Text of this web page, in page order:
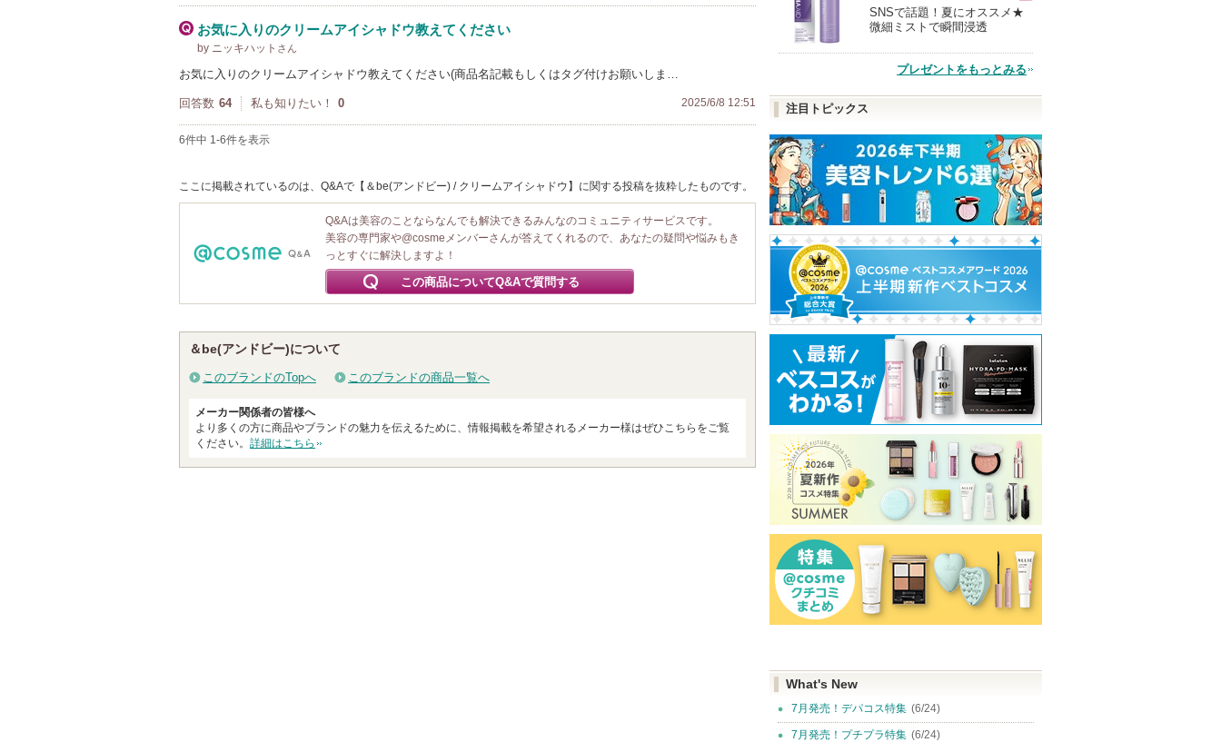
お気に入りのクリームアイシャドウ教えてください
by ニッキハット さん
お気に入りのクリームアイシャドウ教えてください(商品名記載もしくはタグ付けお願いしま…
回答数 64 私も知りたい！ 0 2025/6/8 12:51
6件中 1-6件を表示
ここに掲載されているのは、Q&Aで【＆be(アンドビー) / クリームアイシャドウ】に関する投稿を抜粋したものです。
Q&Aは美容のことならなんでも解決できるみんなのコミュニティサービスです。
美容の専門家や@cosmeメンバーさんが答えてくれるので、あなたの疑問や悩みもき
っとすぐに解決しますよ！
この商品についてQ&Aで質問する
＆be(アンドビー)について
このブランドのTopへ このブランドの商品一覧へ
メーカー関係者の皆様へ
より多くの方に商品やブランドの魅力を伝えるために、情報掲載を希望されるメーカー様はぜひこちらをご覧
ください。 詳細はこちら
現
品
SNSで話題！夏にオススメ★
微細ミストで瞬間浸透
プレゼントをもっとみる
注目トピックス
What's New
7月発売！デパコス特集 (6/24)
7月発売！プチプラ特集 (6/24)